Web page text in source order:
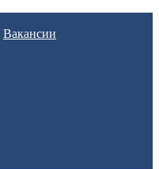
Вакансии